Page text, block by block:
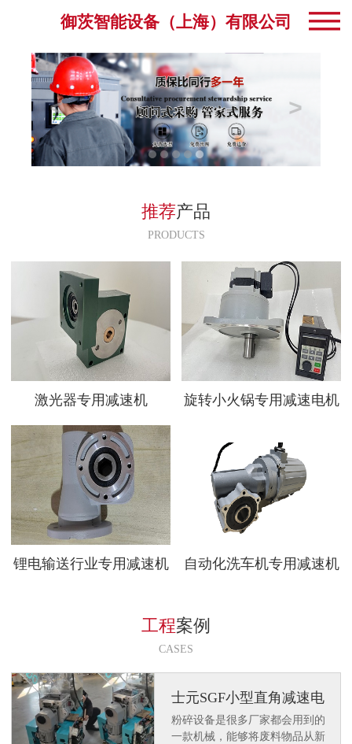
御茨智能设备（上海）有限公司
推荐产品
PRODUCTS
激光器专用减速机 旋转小火锅专用减速电机
锂电输送行业专用减速机 自动化洗车机专用减速机
工程案例
CASES
士元SGF小型直角减速电
机应用在日资客户粉碎设
备上
粉碎设备是很多厂家都会用到的
一款机械，能够将废料物品从新